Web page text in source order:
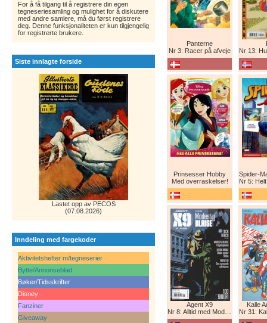
For å få tilgang til å registrere din egen
tegneseriesamling og mulighet for å diskutere
med andre samlere, må du først registrere
deg. Denne funksjonaliteten er kun tilgjengelig
for registrerte brukere.
Siste innlagte forside
Lastet opp av PECOS
(07.08.2026)
Inndeling med fargekoder
Aktivitetshefter m/tegneserier
Bytte/Annonseblad
Bøker/Tidsskrifter
Disney
Fanziner
Giveaway
Panterne
Nr 3: Racer på afveje
Nr 13: Humor
Prinsesser Hobby
Med overraskelser!
Nr 5: Helt ny
Agent X9
Nr 8: Alltid med Modesty Blaise
Kalle
Nr 31: